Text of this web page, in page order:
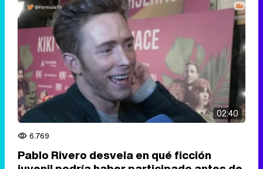
02:40
6.769
Pablo Rivero desvela en qué ficción